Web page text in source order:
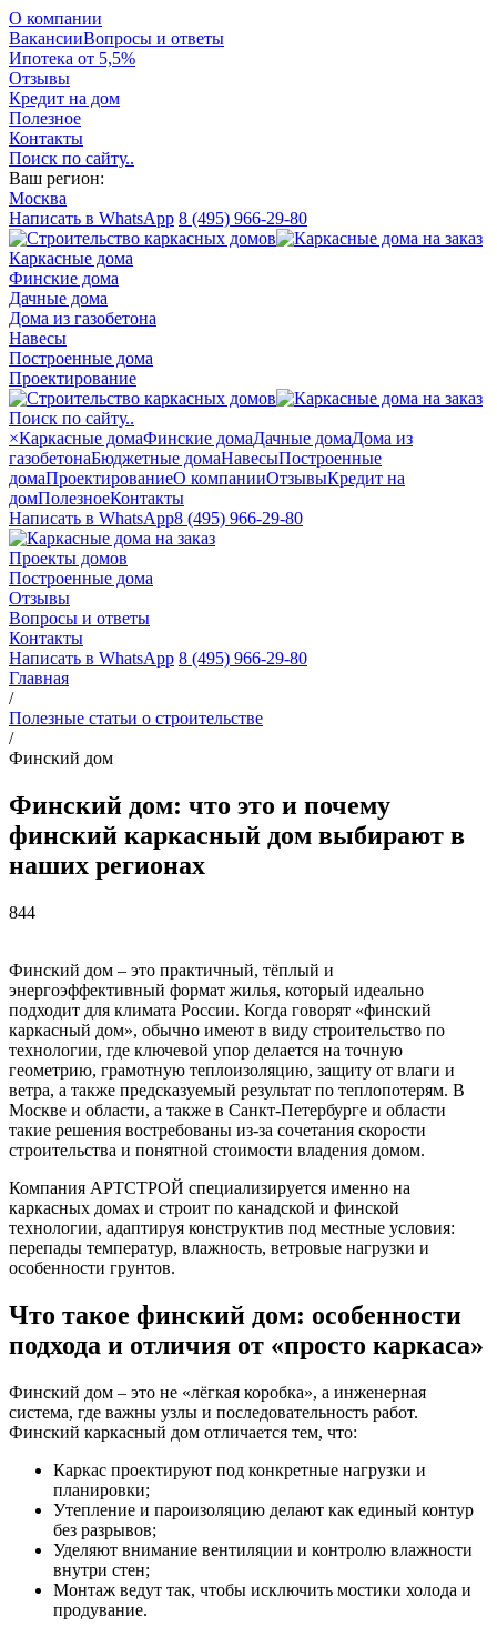
О компании
ВакансииВопросы и ответы
Ипотека от 5,5%
Отзывы
Кредит на дом
Полезное
Контакты
Поиск по сайту..
Ваш регион:
Москва
Написать в WhatsApp 8 (495) 966-29-80
Каркасные дома
Финские дома
Дачные дома
Дома из газобетона
Навесы
Построенные дома
Проектирование
Поиск по сайту..
×Каркасные домаФинские домаДачные домаДома из
газобетонаБюджетные домаНавесыПостроенные
домаПроектированиеО компанииОтзывыКредит на
домПолезноеКонтакты
Написать в WhatsApp8 (495) 966-29-80
Проекты домов
Построенные дома
Отзывы
Вопросы и ответы
Контакты
Написать в WhatsApp 8 (495) 966-29-80
Главная
/
Полезные статьи о строительстве
/
Финский дом
Финский дом: что это и почему
финский каркасный дом выбирают в
наших регионах
844
Финский дом – это практичный, тёплый и
энергоэффективный формат жилья, который идеально
подходит для климата России. Когда говорят «финский
каркасный дом», обычно имеют в виду строительство по
технологии, где ключевой упор делается на точную
геометрию, грамотную теплоизоляцию, защиту от влаги и
ветра, а также предсказуемый результат по теплопотерям. В
Москве и области, а также в Санкт-Петербурге и области
такие решения востребованы из-за сочетания скорости
строительства и понятной стоимости владения домом.
Компания АРТСТРОЙ специализируется именно на
каркасных домах и строит по канадской и финской
технологии, адаптируя конструктив под местные условия:
перепады температур, влажность, ветровые нагрузки и
особенности грунтов.
Что такое финский дом: особенности
подхода и отличия от «просто каркаса»
Финский дом – это не «лёгкая коробка», а инженерная
система, где важны узлы и последовательность работ.
Финский каркасный дом отличается тем, что:
Каркас проектируют под конкретные нагрузки и
планировки;
Утепление и пароизоляцию делают как единый контур
без разрывов;
Уделяют внимание вентиляции и контролю влажности
внутри стен;
Монтаж ведут так, чтобы исключить мостики холода и
продувание.